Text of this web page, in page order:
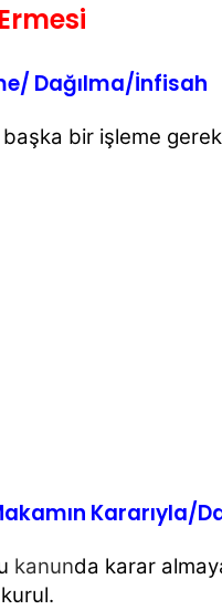
Dağılma/İnfisah
bir işleme
Kararıyla/
kanunda karar